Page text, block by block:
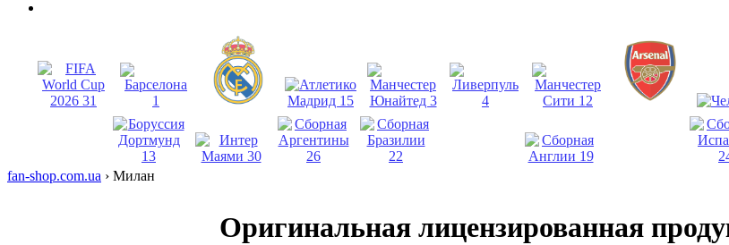
fan-shop.com.ua › Милан
Оригинальная лицензированная